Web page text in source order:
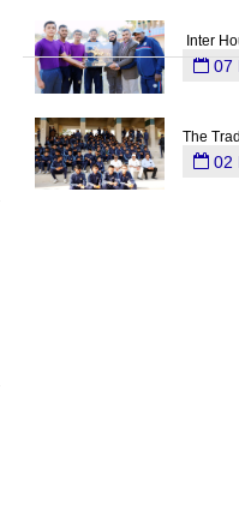
Inter
07
The
02